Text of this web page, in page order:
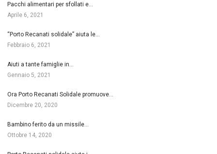
Pacchi alimentari per sfollati e…
Aprile 6, 2021
“Porto Recanati solidale” aiuta le…
Febbraio 6, 2021
Aiuti a tante famiglie in…
Gennaio 5, 2021
Ora Porto Recanati Solidale promuove…
Dicembre 20, 2020
Bambino ferito da un missile…
Ottobre 14, 2020